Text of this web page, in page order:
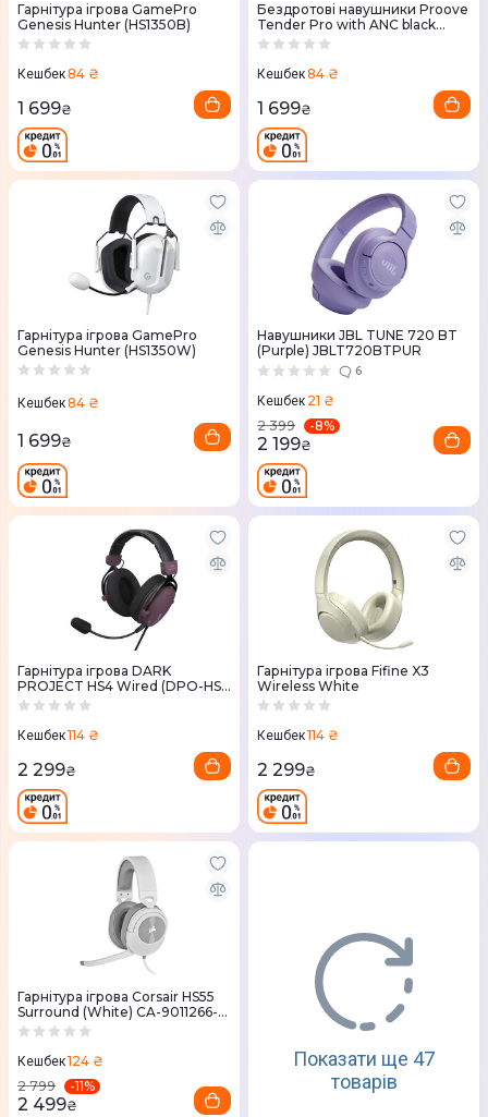
Гарнітура ігрова GamePro
Genesis Hunter (HS1350B)
Кешбек84 ₴
1 699₴
Бездротові навушники Proove
Tender Pro with ANC black
(APP)
Кешбек84 ₴
1 699₴
Гарнітура ігрова GamePro
Genesis Hunter (HS1350W)
Кешбек84 ₴
1 699₴
Навушники JBL TUNE 720 BT
(Purple) JBLT720BTPUR
6
Кешбек 21 ₴
2 399
-8%
2 199₴
Гарнітура ігрова DARK
PROJECT HS4 Wired (DPO-HS-
5004)
Кешбек114 ₴
2 299₴
Гарнітура ігрова Fifine X3
Wireless White
Кешбек114 ₴
2 299₴
Гарнітура ігрова Corsair HS55
Surround (White) CA-9011266-
EU
Кешбек124 ₴
2 799
-11%
2 499₴
Показати ще 47
товарів